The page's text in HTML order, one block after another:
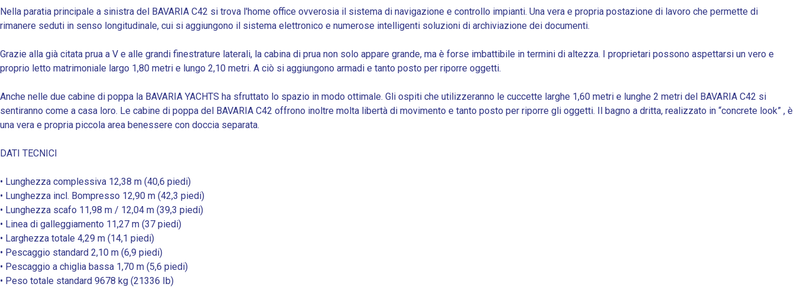
Nella paratia principale a sinistra del BAVARIA C42 si trova l'home office ovverosia il sistema di navigazione e controllo impianti. Una vera e propria postazione di lavoro che permette di
rimanere seduti in senso longitudinale, cui si aggiungono il sistema elettronico e numerose intelligenti soluzioni di archiviazione dei documenti.
Grazie alla già citata prua a V e alle grandi finestrature laterali, la cabina di prua non solo appare grande, ma è forse imbattibile in termini di altezza. I proprietari possono aspettarsi un vero e
proprio letto matrimoniale largo 1,80 metri e lungo 2,10 metri. A ciò si aggiungono armadi e tanto posto per riporre oggetti.
Anche nelle due cabine di poppa la BAVARIA YACHTS ha sfruttato lo spazio in modo ottimale. Gli ospiti che utilizzeranno le cuccette larghe 1,60 metri e lunghe 2 metri del BAVARIA C42 si
sentiranno come a casa loro. Le cabine di poppa del BAVARIA C42 offrono inoltre molta libertà di movimento e tanto posto per riporre gli oggetti. Il bagno a dritta, realizzato in “concrete look” , è
una vera e propria piccola area benessere con doccia separata.
DATI TECNICI
• Lunghezza complessiva 12,38 m (40,6 piedi)
• Lunghezza incl. Bompresso 12,90 m (42,3 piedi)
• Lunghezza scafo 11,98 m / 12,04 m (39,3 piedi)
• Linea di galleggiamento 11,27 m (37 piedi)
• Larghezza totale 4,29 m (14,1 piedi)
• Pescaggio standard 2,10 m (6,9 piedi)
• Pescaggio a chiglia bassa 1,70 m (5,6 piedi)
• Peso totale standard 9678 kg (21336 Ib)